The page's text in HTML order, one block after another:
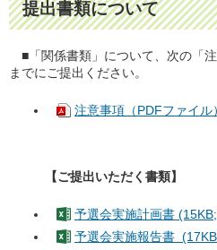
提出書類について
■「関係書類」について、次の「
までにご提出ください。
注意事項（PDFファイル）
【ご提出いただく書類】
予選会実施計画書
予選会実施報告書